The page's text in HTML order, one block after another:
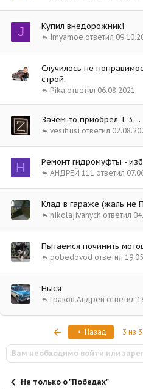
J Купил внедорожник!
imyamoe
Случилось не
строй.
06.08.2021
Pika
Зачем-то приобрел Т 3....
vesihiisi
Н Ремонт гидромуфты -
АНДРЕЙ 111
Клад в гараже (жаль не
nikolajivanych
Пытаемся починить
pobedovod
Ныся
Граков Андрей
ПервыйНазад 3 из
Вам необходимо войти или
Не только о "Победах"